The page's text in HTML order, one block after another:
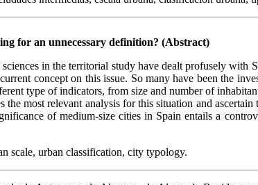
for an unnecessary definition? (Abstract)
in the territorial study have dealt profusely
concept on this issue. So many have been the
type of indicators, from size and number of
the most relevant analysis for this situation and
of medium-size cities in Spain entails a
scale, urban classification, city typology.